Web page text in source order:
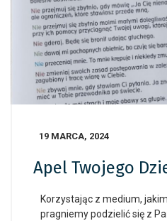
19 MARCA, 2024
Apel Twojego
Korzystając z medium,
pragniemy podzielić się z